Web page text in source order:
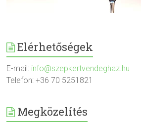
Elérhetőségek
E-mail: info@szepkertvendeghaz.hu
Telefon: +36 70 5251821
Megközelítés